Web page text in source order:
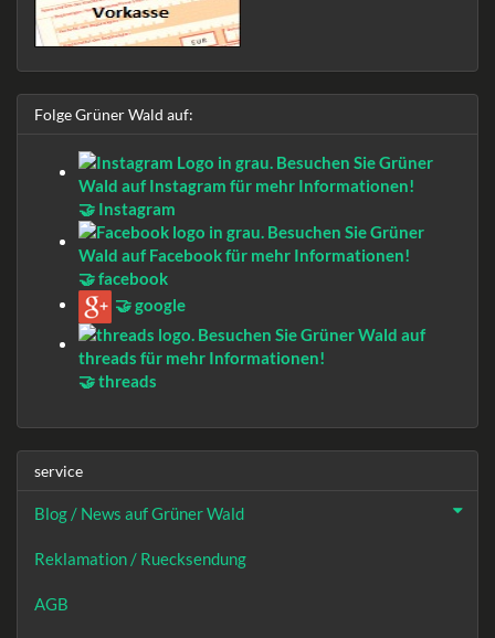
Folge Grüner Wald auf:
🤝 Instagram
🤝 facebook
🤝 google
🤝 threads
service
Blog / News auf Grüner Wald
Reklamation / Ruecksendung
AGB